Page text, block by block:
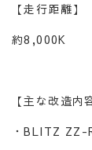
【走行距離】
約8,000K
【主な改造内
・BLITZ ZZ-